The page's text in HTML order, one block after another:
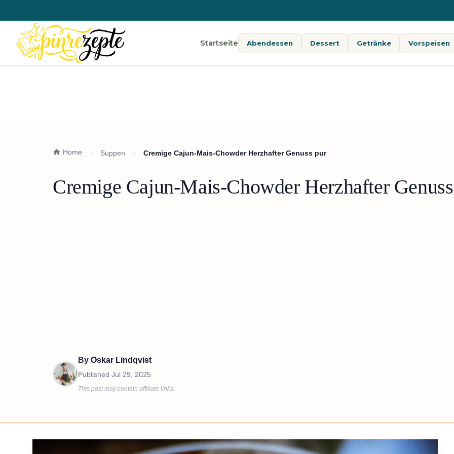
Startseite Abendessen Dessert Getränke Vorspeisen
Home Suppen Cremige Cajun-Mais-Chowder Herzhafter Genuss pur
Cremige Cajun-Mais-Chowder Herzhafter
By Oskar Lindqvist
Published Jul 29, 2025
This post may contain affiliate links.